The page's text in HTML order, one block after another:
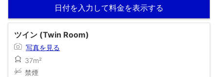
日付を入力して料金を表示する
ツイン (Twin Room)
写真を見る
37m²
禁煙